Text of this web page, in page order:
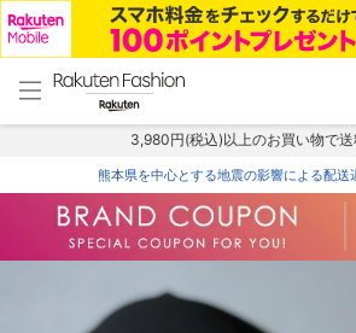
menu home
トップ
3,980円(税込)以上のお買い物で送
熊本県を中心とする地震の影響による配送